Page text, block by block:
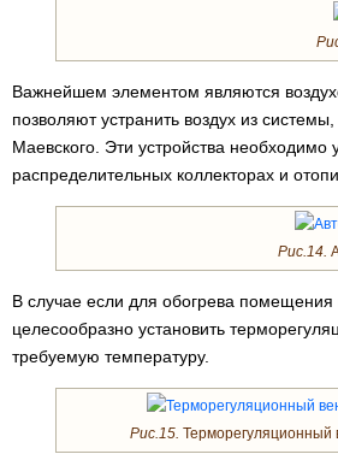
Важнейшем элементом являются
позволяют устранить воздух из
Маевского. Эти устройства необходимо
распределительных коллекторах и
Рис.14.
В случае если для обогрева
целесообразно установить
требуемую температуру.
Рис.15. Терморегуляционный